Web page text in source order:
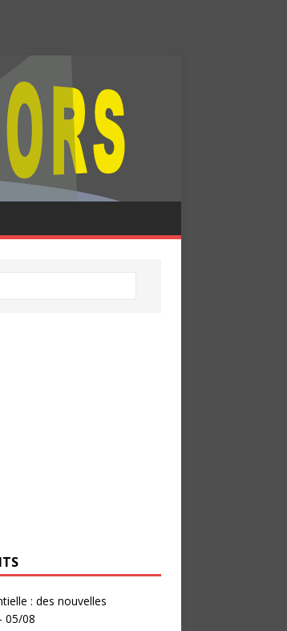
: des nouvelles
05/08